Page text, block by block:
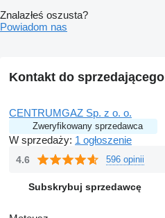
Znalazłeś oszusta?
Powiadom nas
Kontakt do sprzedającego
CENTRUMGAZ Sp. z o. o.
Zweryfikowany sprzedawca
W sprzedaży: 1 ogłoszenie
4.6 596 opinii
Subskrybuj sprzedawcę